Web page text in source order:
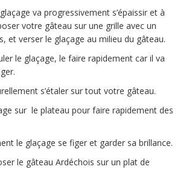
va progressivement s’épaissir et à
votre gâteau sur une grille avec un
et verser le glaçage au milieu du gâteau.
le glaçage, le faire rapidement car il va
s’étaler sur tout votre gâteau.
sur le plateau pour faire rapidement des
le glaçage se figer et garder sa brillance.
le gâteau Ardéchois sur un plat de